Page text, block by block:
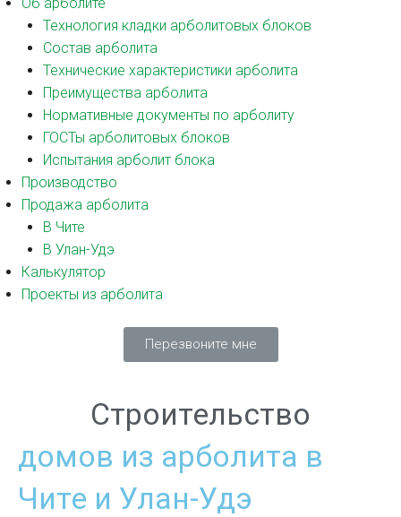
Технология кладки арболитовых блоков
Состав арболита
Технические характеристики арболита
Преимущества арболита
Нормативные документы по арболиту
ГОСТы арболитовых блоков
Испытания арболит блока
Производство
Продажа арболита
В Чите
В Улан-Удэ
Калькулятор
Проекты из арболита
Перезвоните мне
Строительство
домов из арболита в
Чите и Улан-Удэ